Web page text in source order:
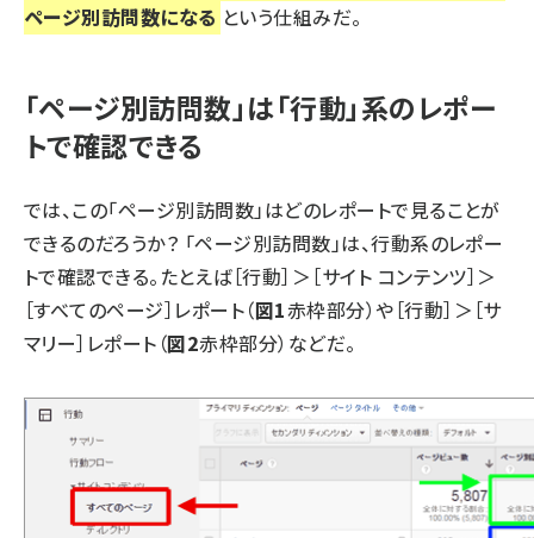
ページ別訪問数になる という仕組みだ。
「ページ別訪問数」は「行動」系のレポー
トで確認できる
では、この「ページ別訪問数」はどのレポートで見ることが
できるのだろうか？ 「ページ別訪問数」は、行動系のレポー
トで確認できる。たとえば［行動］＞［サイト コンテンツ］＞
［すべてのページ］レポート（図1赤枠部分）や［行動］＞［サ
マリー］レポート（図2赤枠部分）などだ。